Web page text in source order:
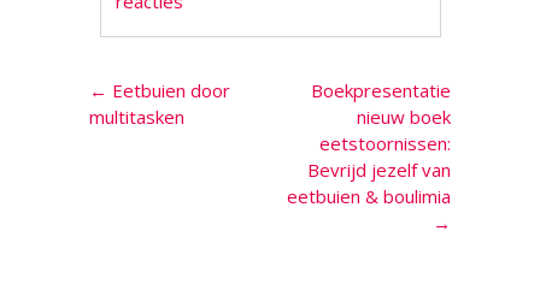
Berichtnavigatie
← Eetbuien door
multitasken
Boekpresentatie
nieuw boek
eetstoornissen:
Bevrijd jezelf van
eetbuien & boulimia
→